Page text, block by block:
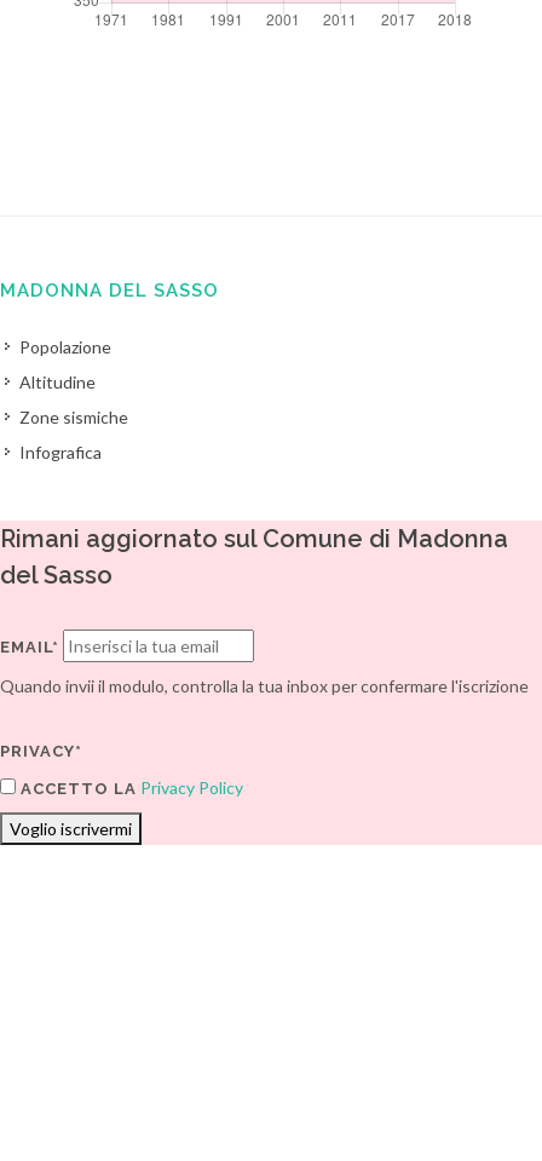
MADONNA DEL SASSO
Popolazione
Altitudine
Zone sismiche
Infografica
Rimani aggiornato sul Comune di Madonna
del Sasso
EMAIL*
Quando invii il modulo, controlla la tua inbox per confermare l'iscrizione
PRIVACY*
ACCETTO LA Privacy Policy
Voglio iscrivermi